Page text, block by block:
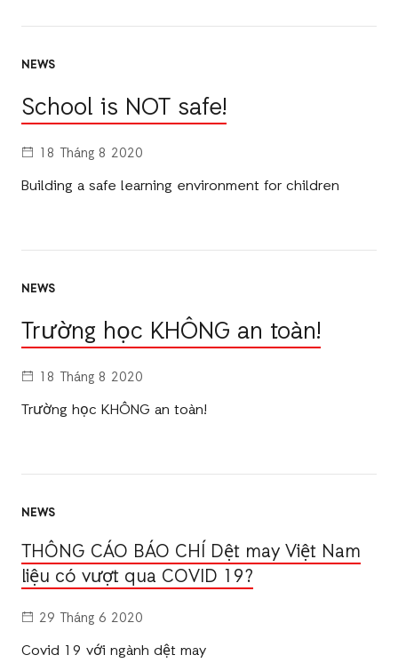
NEWS
School is NOT safe!
18 Tháng 8 2020
Building a safe learning environment for children
NEWS
Trường học KHÔNG an toàn!
18 Tháng 8 2020
Trường học KHÔNG an toàn!
NEWS
THÔNG CÁO BÁO CHÍ Dệt may Việt Nam
liệu có vượt qua COVID 19?
29 Tháng 6 2020
Covid 19 với ngành dệt may